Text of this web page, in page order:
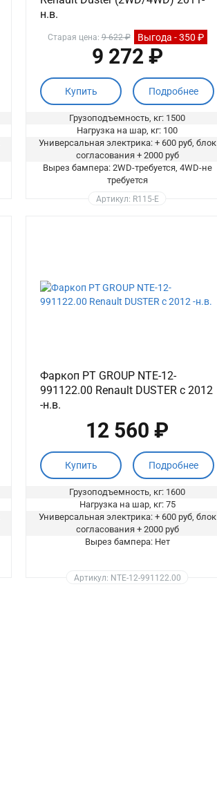
н.в.
Старая цена:9 622 ₽ Выгода - 350 ₽
9 272 ₽
Купить Подробнее
Грузоподъемность, кг: 1500
Нагрузка на шар, кг: 100
Универсальная электрика: + 600 руб, блок
согласования + 2000 руб
Вырез бампера: 2WD-требуется, 4WD-не
требуется
Артикул: R115-E
Фаркоп PT GROUP NTE-12-
991122.00 Renault DUSTER c 2012
-н.в.
12 560 ₽
Купить Подробнее
Грузоподъемность, кг: 1600
Нагрузка на шар, кг: 75
Универсальная электрика: + 600 руб, блок
согласования + 2000 руб
Вырез бампера: Нет
Артикул: NTE-12-991122.00